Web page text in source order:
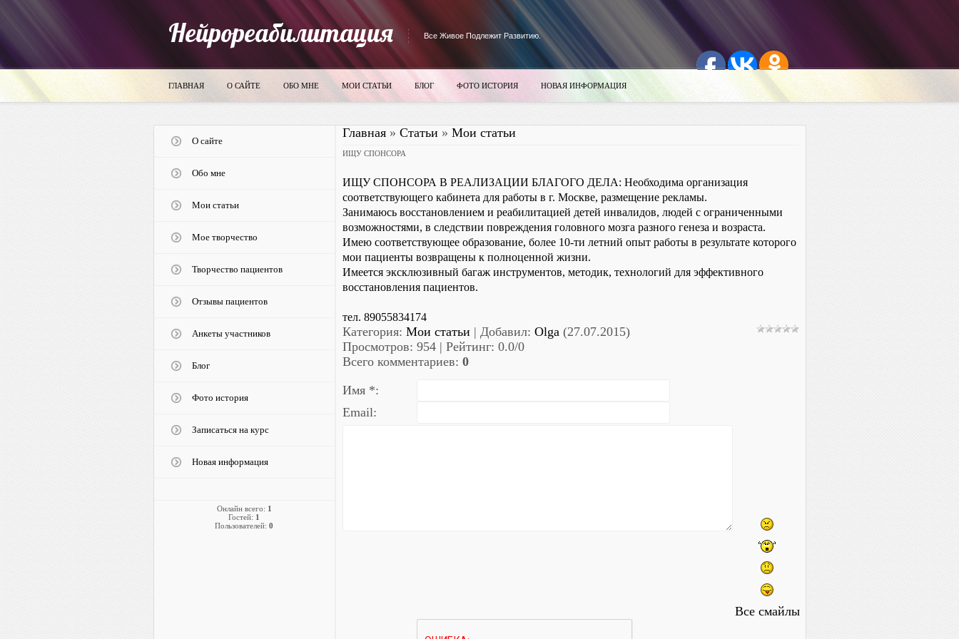
Нейрореабилитация Все Живое Подлежит Развитию.
ГЛАВНАЯ О САЙТЕ ОБО МНЕ МОИ СТАТЬИ БЛОГ ФОТО ИСТОРИЯ НОВАЯ ИНФОРМАЦИЯ
О сайте
Обо мне
Мои статьи
Мое творчество
Творчество пациентов
Отзывы пациентов
Анкеты участников
Блог
Фото история
Записаться на курс
Новая информация
Онлайн всего: 1
Гостей: 1
Пользователей: 0
Главная» Статьи » Мои статьи
ИЩУ СПОНСОРА
ИЩУ СПОНСОРА В РЕАЛИЗАЦИИ БЛАГОГО ДЕЛА: Необходима организация
соответствующего кабинета для работы в г. Москве, размещение рекламы.
Занимаюсь восстановлением и реабилитацией детей инвалидов, людей с ограниченными
возможностями, в следствии повреждения головного мозга разного генеза и возраста.
Имею соответствующее образование, более 10-ти летний опыт работы в результате которого
мои пациенты возвращены к полноценной жизни.
Имеется эксклюзивный багаж инструментов, методик, технологий для эффективного
восстановления пациентов.
тел. 89055834174
Категория: Мои статьи | Добавил: Olga(27.07.2015)
Просмотров: 954 | Рейтинг: 0.0/0
Всего комментариев: 0
Имя *:
Email:
Все смайлы